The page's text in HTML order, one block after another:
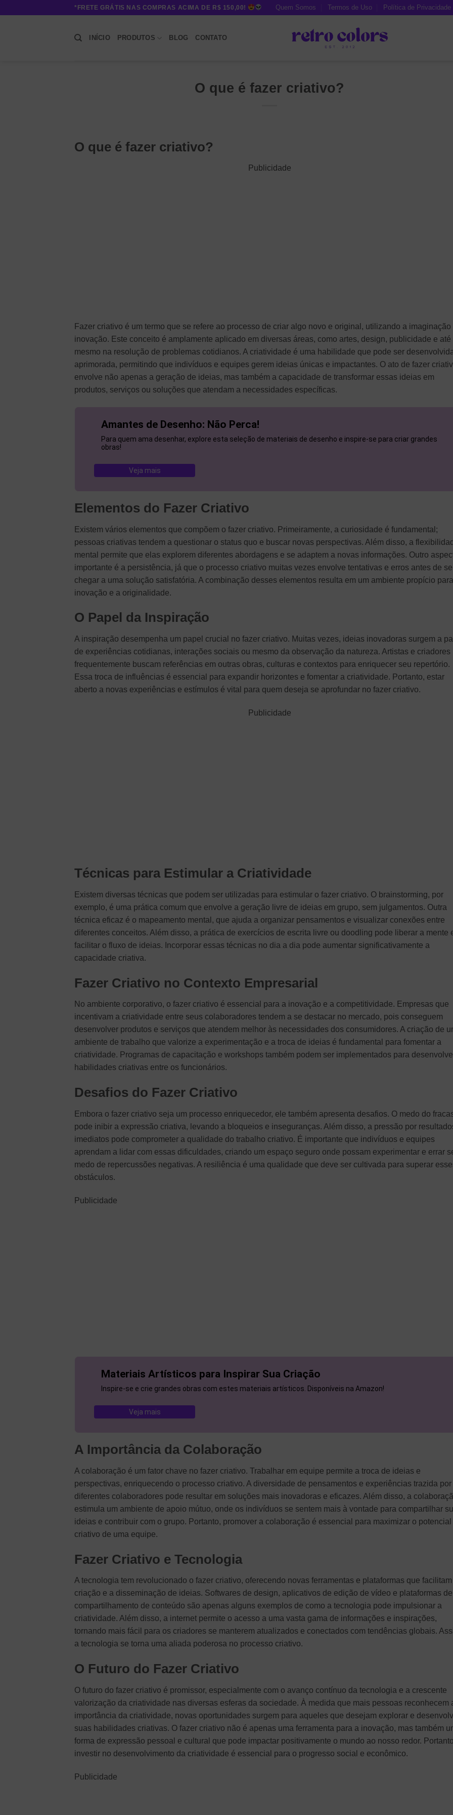
*FRETE GRÁTIS NAS COMPRAS ACIMA DE R$ 150,00! Quem Somos Termos de Uso Política de Privacidade
INÍCIO PRODUTOS BLOG CONTATO
O que é fazer criativo?
O que é fazer criativo?
Publicidade
Fazer criativo é um termo que se refere ao processo de criar algo novo e original, utilizando a imaginação
inovação. Este conceito é amplamente aplicado em diversas áreas, como artes, design, publicidade e até
mesmo na resolução de problemas cotidianos. A criatividade é uma habilidade que pode ser
aprimorada, permitindo que indivíduos e equipes gerem ideias únicas e impactantes. O ato de fazer
envolve não apenas a geração de ideias, mas também a capacidade de transformar essas ideias em
produtos, serviços ou soluções que atendam a necessidades específicas.
Amantes de Desenho: Não Perca!
Para quem ama desenhar, explore esta seleção de materiais de desenho e inspire-se para criar grandes
obras!
Veja mais
Elementos do Fazer Criativo
Existem vários elementos que compõem o fazer criativo. Primeiramente, a curiosidade é fundamental;
pessoas criativas tendem a questionar o status quo e buscar novas perspectivas. Além disso, a
mental permite que elas explorem diferentes abordagens e se adaptem a novas informações. Outro
importante é a persistência, já que o processo criativo muitas vezes envolve tentativas e erros antes de se
chegar a uma solução satisfatória. A combinação desses elementos resulta em um ambiente propício
inovação e a originalidade.
O Papel da Inspiração
A inspiração desempenha um papel crucial no fazer criativo. Muitas vezes, ideias inovadoras surgem a
de experiências cotidianas, interações sociais ou mesmo da observação da natureza. Artistas e criadores
frequentemente buscam referências em outras obras, culturas e contextos para enriquecer seu repertório.
Essa troca de influências é essencial para expandir horizontes e fomentar a criatividade. Portanto, estar
aberto a novas experiências e estímulos é vital para quem deseja se aprofundar no fazer criativo.
Publicidade
Técnicas para Estimular a Criatividade
Existem diversas técnicas que podem ser utilizadas para estimular o fazer criativo. O brainstorming, por
exemplo, é uma prática comum que envolve a geração livre de ideias em grupo, sem julgamentos. Outra
técnica eficaz é o mapeamento mental, que ajuda a organizar pensamentos e visualizar conexões entre
diferentes conceitos. Além disso, a prática de exercícios de escrita livre ou doodling pode liberar a mente
facilitar o fluxo de ideias. Incorporar essas técnicas no dia a dia pode aumentar significativamente a
capacidade criativa.
Fazer Criativo no Contexto Empresarial
No ambiente corporativo, o fazer criativo é essencial para a inovação e a competitividade. Empresas que
incentivam a criatividade entre seus colaboradores tendem a se destacar no mercado, pois conseguem
desenvolver produtos e serviços que atendem melhor às necessidades dos consumidores. A criação de
ambiente de trabalho que valorize a experimentação e a troca de ideias é fundamental para fomentar a
criatividade. Programas de capacitação e workshops também podem ser implementados para
habilidades criativas entre os funcionários.
Desafios do Fazer Criativo
Embora o fazer criativo seja um processo enriquecedor, ele também apresenta desafios. O medo do
pode inibir a expressão criativa, levando a bloqueios e inseguranças. Além disso, a pressão por
imediatos pode comprometer a qualidade do trabalho criativo. É importante que indivíduos e equipes
aprendam a lidar com essas dificuldades, criando um espaço seguro onde possam experimentar e errar
medo de repercussões negativas. A resiliência é uma qualidade que deve ser cultivada para superar
obstáculos.
Publicidade
Materiais Artísticos para Inspirar Sua Criação
Inspire-se e crie grandes obras com estes materiais artísticos. Disponíveis na Amazon!
Veja mais
A Importância da Colaboração
A colaboração é um fator chave no fazer criativo. Trabalhar em equipe permite a troca de ideias e
perspectivas, enriquecendo o processo criativo. A diversidade de pensamentos e experiências trazida por
diferentes colaboradores pode resultar em soluções mais inovadoras e eficazes. Além disso, a
estimula um ambiente de apoio mútuo, onde os indivíduos se sentem mais à vontade para compartilhar
ideias e contribuir com o grupo. Portanto, promover a colaboração é essencial para maximizar o potencial
criativo de uma equipe.
Fazer Criativo e Tecnologia
A tecnologia tem revolucionado o fazer criativo, oferecendo novas ferramentas e plataformas que facilitam
criação e a disseminação de ideias. Softwares de design, aplicativos de edição de vídeo e plataformas de
compartilhamento de conteúdo são apenas alguns exemplos de como a tecnologia pode impulsionar a
criatividade. Além disso, a internet permite o acesso a uma vasta gama de informações e inspirações,
tornando mais fácil para os criadores se manterem atualizados e conectados com tendências globais.
a tecnologia se torna uma aliada poderosa no processo criativo.
O Futuro do Fazer Criativo
O futuro do fazer criativo é promissor, especialmente com o avanço contínuo da tecnologia e a crescente
valorização da criatividade nas diversas esferas da sociedade. À medida que mais pessoas reconhecem
importância da criatividade, novas oportunidades surgem para aqueles que desejam explorar e
suas habilidades criativas. O fazer criativo não é apenas uma ferramenta para a inovação, mas também
forma de expressão pessoal e cultural que pode impactar positivamente o mundo ao nosso redor.
investir no desenvolvimento da criatividade é essencial para o progresso social e econômico.
Publicidade